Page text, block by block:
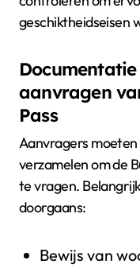
geschiktheidseisen
aanvragen
Pass
Aanvragers
verzamelen om de
te vragen.
doorgaans:
Bewijs van